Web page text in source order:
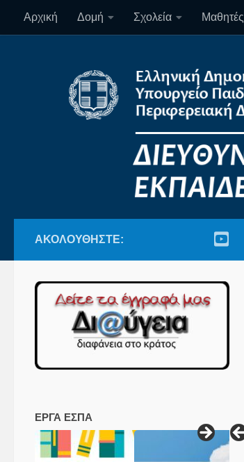
Skip to content
Αρχική Δομή Σχολεία Μαθητές
ΑΚΟΛΟΥΘΉΣΤΕ:
ΕΡΓΑ ΕΣΠΑ